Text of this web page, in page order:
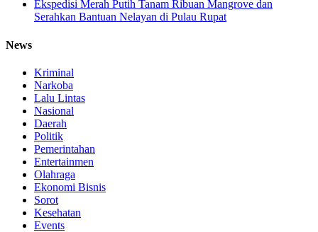
Ekspedisi Merah Putih Tanam Ribuan Mangrove dan
Serahkan Bantuan Nelayan di Pulau Rupat
News
Kriminal
Narkoba
Lalu Lintas
Nasional
Daerah
Politik
Pemerintahan
Entertainmen
Olahraga
Ekonomi Bisnis
Sorot
Kesehatan
Events